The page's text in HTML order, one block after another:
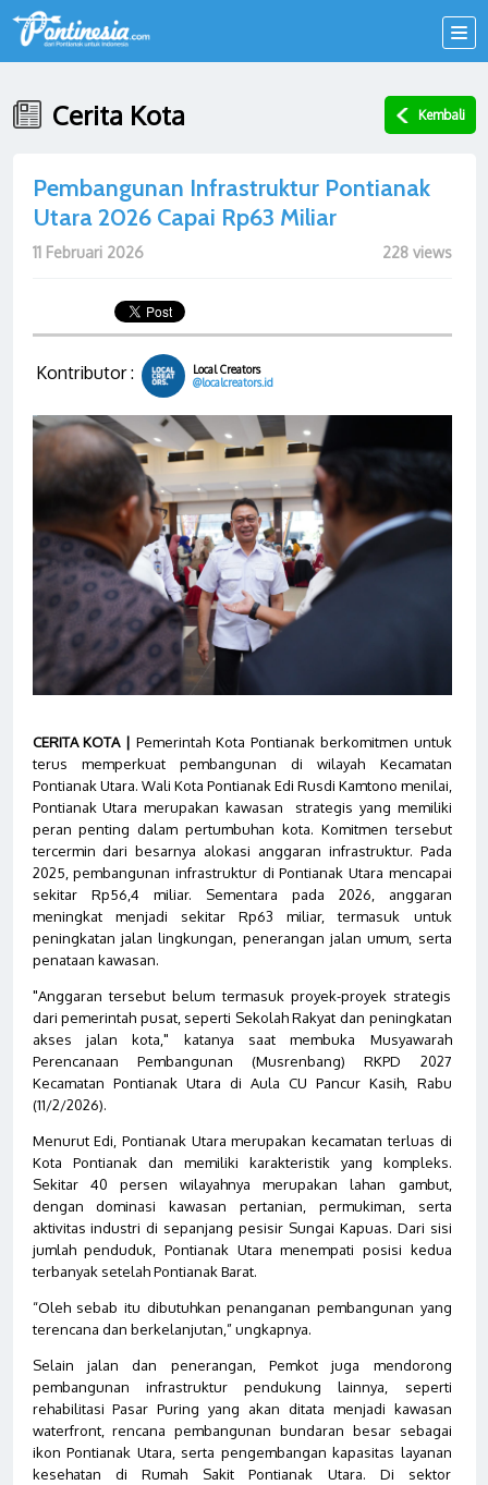
Cerita Kota Kembali
Pembangunan Infrastruktur Pontianak
Utara 2026 Capai Rp63 Miliar
11 Februari 2026 228 views
Kontributor :
Local Creators
@localcreators.id
CERITA KOTA |Pemerintah Kota Pontianak berkomitmen untuk
terus memperkuat pembangunan di wilayah Kecamatan
Pontianak Utara. Wali Kota Pontianak Edi Rusdi Kamtono menilai,
Pontianak Utara merupakan kawasan strategis yang memiliki
peran penting dalam pertumbuhan kota. Komitmen tersebut
tercermin dari besarnya alokasi anggaran infrastruktur. Pada
2025, pembangunan infrastruktur di Pontianak Utara mencapai
sekitar Rp56,4 miliar. Sementara pada 2026, anggaran
meningkat menjadi sekitar Rp63 miliar, termasuk untuk
peningkatan jalan lingkungan, penerangan jalan umum, serta
penataan kawasan.
"Anggaran tersebut belum termasuk proyek-proyek strategis
dari pemerintah pusat, seperti Sekolah Rakyat dan peningkatan
akses jalan kota," katanya saat membuka Musyawarah
Perencanaan Pembangunan (Musrenbang) RKPD 2027
Kecamatan Pontianak Utara di Aula CU Pancur Kasih, Rabu
(11/2/2026).
Menurut Edi, Pontianak Utara merupakan kecamatan terluas di
Kota Pontianak dan memiliki karakteristik yang kompleks.
Sekitar 40 persen wilayahnya merupakan lahan gambut,
dengan dominasi kawasan pertanian, permukiman, serta
aktivitas industri di sepanjang pesisir Sungai Kapuas. Dari sisi
jumlah penduduk, Pontianak Utara menempati posisi kedua
terbanyak setelah Pontianak Barat.
“Oleh sebab itu dibutuhkan penanganan pembangunan yang
terencana dan berkelanjutan,” ungkapnya.
Selain jalan dan penerangan, Pemkot juga mendorong
pembangunan infrastruktur pendukung lainnya, seperti
rehabilitasi Pasar Puring yang akan ditata menjadi kawasan
waterfront, rencana pembangunan bundaran besar sebagai
ikon Pontianak Utara, serta pengembangan kapasitas layanan
kesehatan di Rumah Sakit Pontianak Utara. Di sektor